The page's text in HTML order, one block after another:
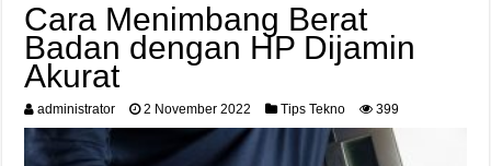
Cara Menimbang Berat
Badan dengan HP Dijamin
Akurat
administrator 2 November 2022 Tips Tekno 399